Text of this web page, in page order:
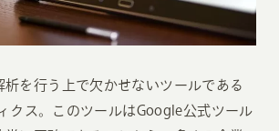
析を行う上で欠かせないツールである
クス。このツールはGoogle公式ツール